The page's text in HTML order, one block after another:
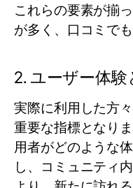
これらの要素が揃
が多く、口コミで
2. ユーザー体
実際に利用した方
重要な指標となり
用者がどのような
し、コミュニティ